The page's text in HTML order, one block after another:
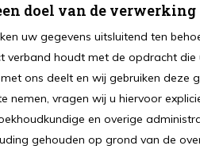
doel van de verwerking
uw gegevens uitsluitend ten
verband houdt met de opdracht die
ons deelt en wij gebruiken
nemen, vragen wij u hiervoor
en overige
gehouden op grond van de